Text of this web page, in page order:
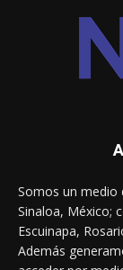
Somos un medio
Sinaloa, México;
Escuinapa,
Además